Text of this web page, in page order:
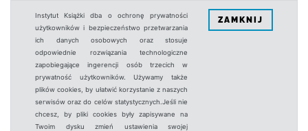
Instytut Książki dba o ochronę prywatności
użytkowników i bezpieczeństwo przetwarzania
ich danych osobowych oraz stosuje
odpowiednie rozwiązania technologiczne
zapobiegające ingerencji osób trzecich w
prywatność użytkowników. Używamy także
plików cookies, by ułatwić korzystanie z naszych
serwisów oraz do celów statystycznych.Jeśli nie
chcesz, by pliki cookies były zapisywane na
Twoim dysku zmień ustawienia swojej
ZAMKNIJ